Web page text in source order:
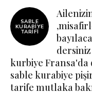
SABLE
KURABIYE
TARIFI
dersiniz
kurbiye Fransa'da
sable kurabiye
tarife mutlaka